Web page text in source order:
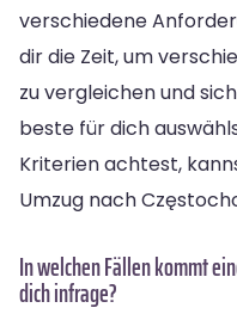
verschiedene
dir die Zeit, um
zu vergleichen und
beste für dich
Kriterien achtest,
Umzug nach
In welchen Fällen kommt
dich infrage?